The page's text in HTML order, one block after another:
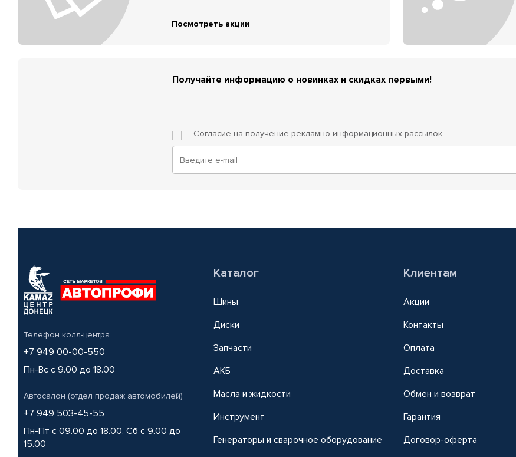
Посмотреть акции
Получайте информацию о новинках и скидках первыми!
Согласие на получение рекламно-информационных рассылок
Телефон колл-центра
+7 949 00-00-550
Пн-Вс с 9.00 до 18.00
Автосалон (отдел продаж автомобилей)
+7 949 503-45-55
Пн-Пт с 09.00 до 18.00, Сб с 9.00 до
15.00
Каталог
Шины
Диски
Запчасти
АКБ
Масла и жидкости
Инструмент
Генераторы и сварочное оборудование
Клиентам
Акции
Контакты
Оплата
Доставка
Обмен и возврат
Гарантия
Договор-оферта